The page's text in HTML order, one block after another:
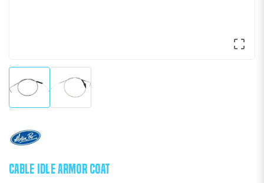

CABLE IDLE ARMOR COAT